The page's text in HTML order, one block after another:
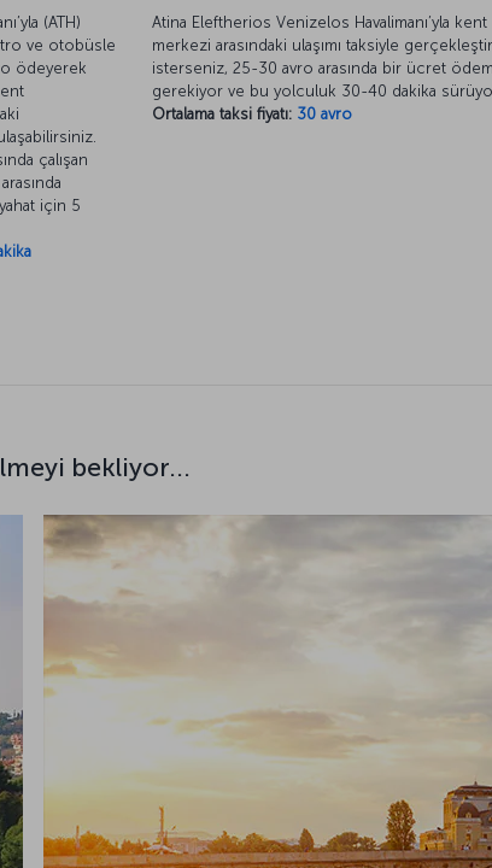
(ATH)
ve otobüsle
ödeyerek
çalışan
için 5
Atina Eleftherios Venizelos Havalimanı’yla kent
merkezi arasındaki ulaşımı taksiyle
isterseniz, 25-30 avro arasında bir ücret
gerekiyor ve bu yolculuk 30-40 dakika
Ortalama taksi fiyatı: 30 avro
bekliyor...